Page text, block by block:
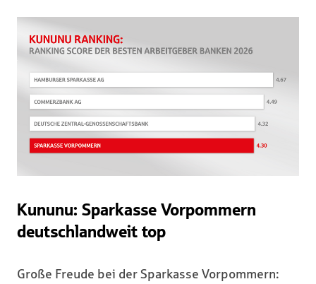
Kununu: Sparkasse Vorpommern
deutschlandweit top
Große Freude bei der Sparkasse Vorpommern: